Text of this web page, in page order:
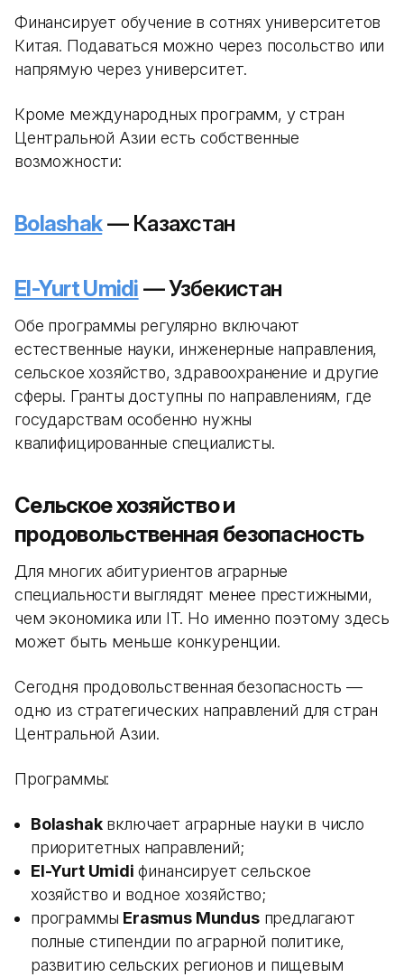
Финансирует обучение в сотнях университетов
Китая. Подаваться можно через посольство или
напрямую через университет.
Кроме международных программ, у стран
Центральной Азии есть собственные
возможности:
Bolashak— Казахстан
El-Yurt Umidi — Узбекистан
Обе программы регулярно включают
естественные науки, инженерные направления,
сельское хозяйство, здравоохранение и другие
сферы. Гранты доступны по направлениям, где
государствам особенно нужны
квалифицированные специалисты.
Сельское хозяйство и
продовольственная безопасность
Для многих абитуриентов аграрные
специальности выглядят менее престижными,
чем экономика или IT. Но именно поэтому здесь
может быть меньше конкуренции.
Сегодня продовольственная безопасность —
одно из стратегических направлений для стран
Центральной Азии.
Программы:
Bolashakвключает аграрные науки в число
приоритетных направлений;
El-Yurt Umidi финансирует сельское
хозяйство и водное хозяйство;
программы Erasmus Mundusпредлагают
полные стипендии по аграрной политике,
развитию сельских регионов и пищевым